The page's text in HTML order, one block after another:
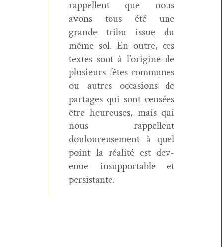
rap­pel­lent que nous
avons tous été une
grande tribu issue du
même sol. En out­re, ces
textes sont à l’o­rig­ine de
plusieurs fêtes com­munes
ou autres occa­sions de
partages qui sont cen­sées
être heureuses, mais qui
nous rap­pel­lent
douloureuse­ment à quel
point la réal­ité est dev­
enue insup­port­able et
persistante.